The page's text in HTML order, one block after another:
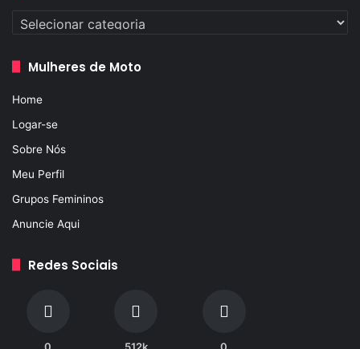
Categorias
Mulheres de Moto
Home
Logar-se
Sobre Nós
Meu Perfil
Grupos Femininos
Anuncie Aqui
Redes Sociais
0 512k 0